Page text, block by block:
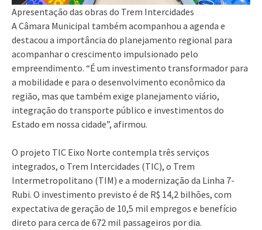
Apresentação das obras do Trem Intercidades
A Câmara Municipal também acompanhou a agenda e
destacou a importância do planejamento regional para
acompanhar o crescimento impulsionado pelo
empreendimento. “É um investimento transformador para
a mobilidade e para o desenvolvimento econômico da
região, mas que também exige planejamento viário,
integração do transporte público e investimentos do
Estado em nossa cidade”, afirmou.
O projeto TIC Eixo Norte contempla três serviços
integrados, o Trem Intercidades (TIC), o Trem
Intermetropolitano (TIM) e a modernização da Linha 7-
Rubi. O investimento previsto é de R$ 14,2 bilhões, com
expectativa de geração de 10,5 mil empregos e benefício
direto para cerca de 672 mil passageiros por dia.